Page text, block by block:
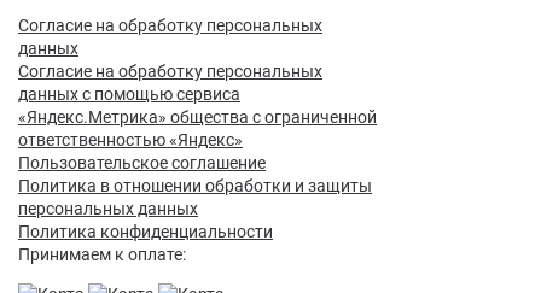
Согласие на обработку персональных
данных
Согласие на обработку персональных
данных с помощью сервиса
«Яндекс.Метрика» общества с ограниченной
ответственностью «Яндекс»
Пользовательское соглашение
Политика в отношении обработки и защиты
персональных данных
Политика конфиденциальности
Принимаем к оплате: